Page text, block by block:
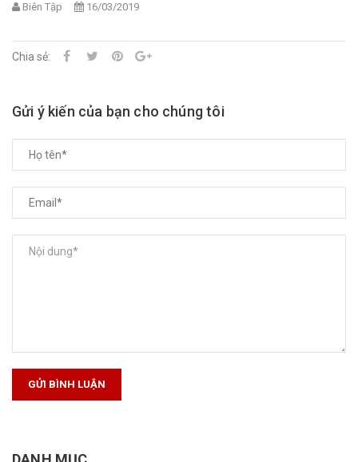
Biên Tập 16/03/2019
Chia sẻ:
Gửi ý kiến của bạn cho chúng tôi
GỬI BÌNH LUẬN